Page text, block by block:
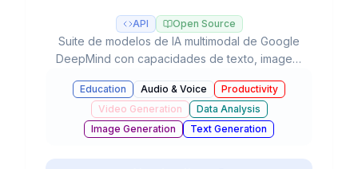
API Open Source
Suite de modelos de IA multimodal de Google
DeepMind con capacidades de texto, imagen,
ecosistema de Google con agentes autónomos
y razonamiento avanzado.
Education Audio & Voice
Productivity
Video Generation
Data Analysis
Image Generation
Text Generation